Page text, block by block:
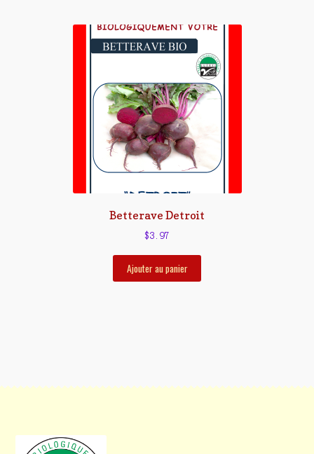
Betterave Detroit
$3.97
Ajouter au panier